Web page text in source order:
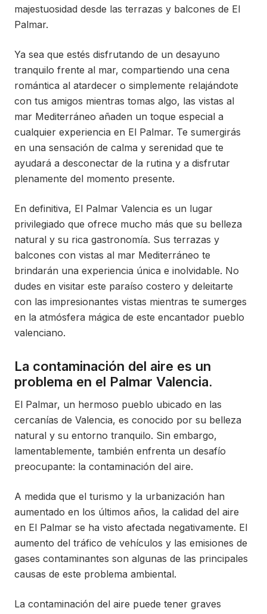
majestuosidad desde las terrazas y balcones de El
Palmar.
Ya sea que estés disfrutando de un desayuno
tranquilo frente al mar, compartiendo una cena
romántica al atardecer o simplemente relajándote
con tus amigos mientras tomas algo, las vistas al
mar Mediterráneo añaden un toque especial a
cualquier experiencia en El Palmar. Te sumergirás
en una sensación de calma y serenidad que te
ayudará a desconectar de la rutina y a disfrutar
plenamente del momento presente.
En definitiva, El Palmar Valencia es un lugar
privilegiado que ofrece mucho más que su belleza
natural y su rica gastronomía. Sus terrazas y
balcones con vistas al mar Mediterráneo te
brindarán una experiencia única e inolvidable. No
dudes en visitar este paraíso costero y deleitarte
con las impresionantes vistas mientras te sumerges
en la atmósfera mágica de este encantador pueblo
valenciano.
La contaminación del aire es un
problema en el Palmar Valencia.
El Palmar, un hermoso pueblo ubicado en las
cercanías de Valencia, es conocido por su belleza
natural y su entorno tranquilo. Sin embargo,
lamentablemente, también enfrenta un desafío
preocupante: la contaminación del aire.
A medida que el turismo y la urbanización han
aumentado en los últimos años, la calidad del aire
en El Palmar se ha visto afectada negativamente. El
aumento del tráfico de vehículos y las emisiones de
gases contaminantes son algunas de las principales
causas de este problema ambiental.
La contaminación del aire puede tener graves